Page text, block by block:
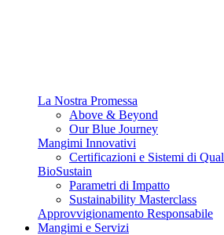
La Nostra Promessa
Above & Beyond
Our Blue Journey
Mangimi Innovativi
Certificazioni e Sistemi di
BioSustain
Parametri di Impatto
Sustainability Masterclass
Approvvigionamento Responsabile
Mangimi e Servizi